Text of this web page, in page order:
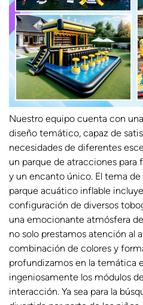
Nuestro equipo cuenta con
diseño temático, capaz de
necesidades de diferentes
un parque de atracciones para
y un encanto único. El tema
parque acuático inflable
configuración de diversos
una emocionante atmósfera
no solo prestamos atención al
combinación de colores y
profundizamos en la temática
ingeniosamente los módulos
interacción. Ya sea para la